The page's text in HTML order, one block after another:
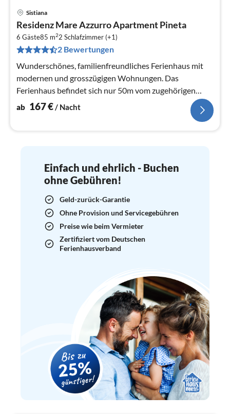
Sistiana
Residenz Mare Azzurro Apartment Pineta
6 Gäste85 m22 Schlafzimmer (+1)
2 Bewertungen
Wunderschönes, familienfreundliches Ferienhaus mit
modernen und grosszügigen Wohnungen. Das
Ferienhaus befindet sich nur 50m vom zugehörigen
Mare Pineta Camping Village.
ab 167€/ Nacht
Einfach und ehrlich - Buchen
ohne Gebühren!
Geld-zurück-Garantie
Ohne Provision und Servicegebühren
Preise wie beim Vermieter
Zertifiziert vom Deutschen
Ferienhausverband